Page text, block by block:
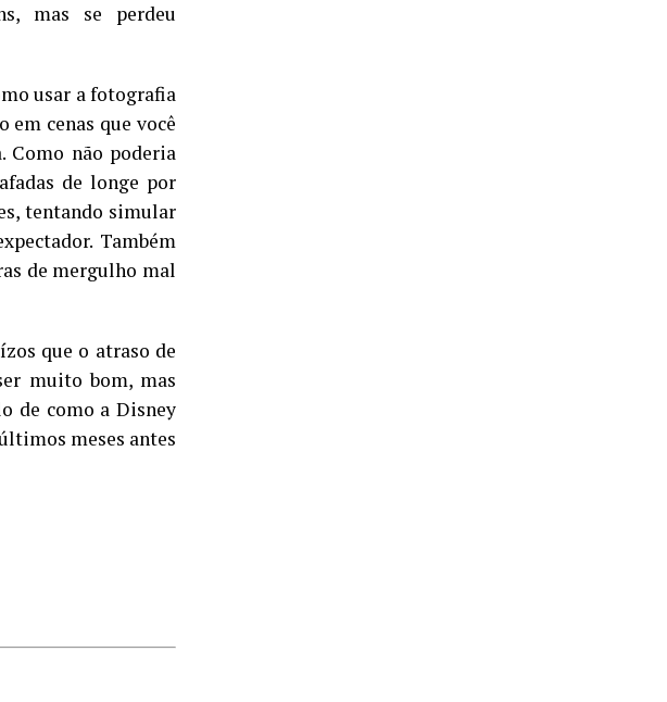
mas se perdeu
usar a fotografia
cenas que você
Como não poderia
de longe por
tentando simular
Também
de mergulho mal
que o atraso de
muito bom, mas
de como a Disney
meses antes